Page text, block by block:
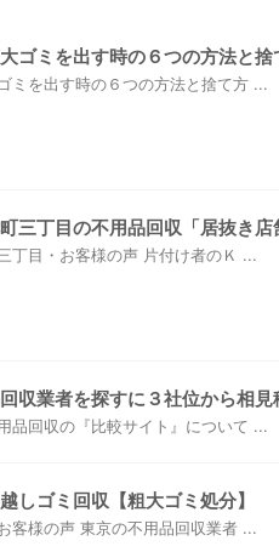
ゴミを出す時の６つの方法と捨
ミを出す時の６つの方法と捨て方 ...
三丁目の不用品回収「居抜き店
丁目・お客様の声 片付け者のＫ ...
収業者を探すに３社位から相
品回収の『比較サイト』について ...
しゴミ回収【粗大ゴミ処分】
様の声 東京の不用品回収業者 ...